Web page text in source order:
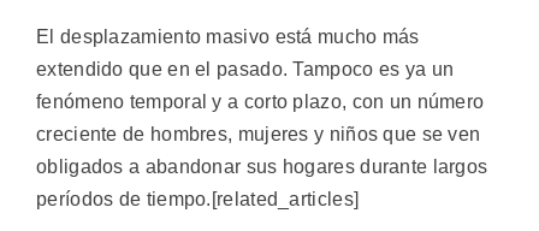
El desplazamiento masivo está mucho más
extendido que en el pasado. Tampoco es ya un
fenómeno temporal y a corto plazo, con un número
creciente de hombres, mujeres y niños que se ven
obligados a abandonar sus hogares durante largos
períodos de tiempo.[related_articles]